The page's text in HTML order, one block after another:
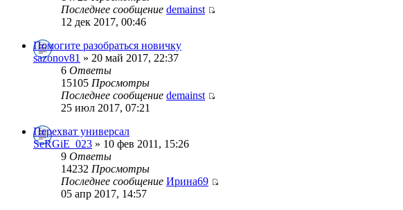
Последнее сообщение demainst
12 дек 2017, 00:46
Помогите разобраться новичку
sazonov81 » 20 май 2017, 22:37
6 Ответы
15105 Просмотры
Последнее сообщение demainst
25 июл 2017, 07:21
Перехват универсал
SeRGiE_023 » 10 фев 2011, 15:26
9 Ответы
14232 Просмотры
Последнее сообщение Ирина69
05 апр 2017, 14:57